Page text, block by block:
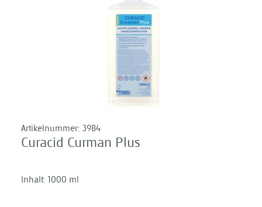
Artikelnummer: 3984
Curacid Curman Plus
Inhalt: 1000 ml